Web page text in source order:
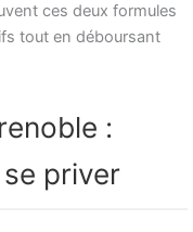
ces deux formules
tout en déboursant
:
priver